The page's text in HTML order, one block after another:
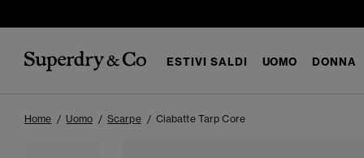
ESTIVI SALDI UOMO DONNA
Home Uomo Scarpe Ciabatte Tarp Core